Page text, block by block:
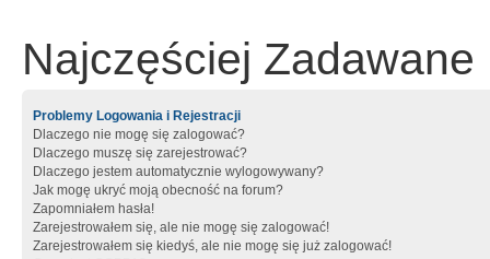
Najczęściej Zadawane
Problemy Logowania i Rejestracji
Dlaczego nie mogę się zalogować?
Dlaczego muszę się zarejestrować?
Dlaczego jestem automatycznie wylogowywany?
Jak mogę ukryć moją obecność na forum?
Zapomniałem hasła!
Zarejestrowałem się, ale nie mogę się zalogować!
Zarejestrowałem się kiedyś, ale nie mogę się już zalogować!